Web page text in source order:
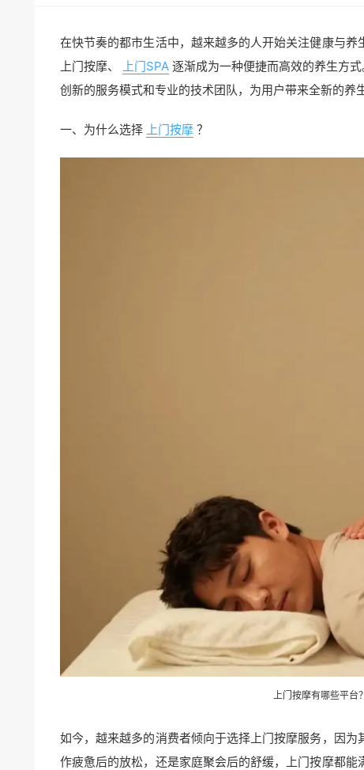
在快节奏的都市生活中，越来越多的人开始关注健康与养
上门按摩、
上门SPA 逐渐成为一种便捷而高效的养生方
创新的服务模式和专业的技术团队，为用户带来全新的养
一、为什么选择 上门按摩 ？
上门按摩有哪些平
如今，越来越多的消费者倾向于选择上门按摩服务，因
作疲惫后的放松，还是家庭聚会后的舒缓，上门按摩都